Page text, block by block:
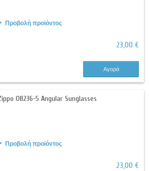
Προβολή προϊόντος
23,00 €
Αγορά
OB236-5 Angular Sunglasses
Προβολή προϊόντος
23,00 €